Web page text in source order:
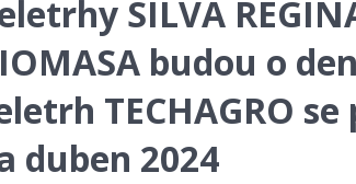
SILVA
budou o
TECHAGRO
duben 2024